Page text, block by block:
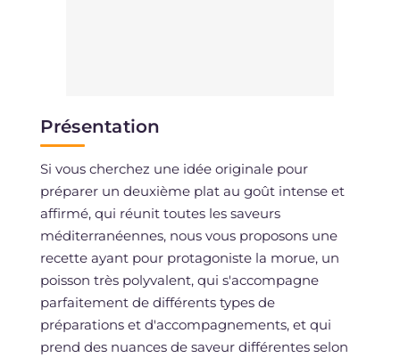
Présentation
Si vous cherchez une idée originale pour
préparer un deuxième plat au goût intense et
affirmé, qui réunit toutes les saveurs
méditerranéennes, nous vous proposons une
recette ayant pour protagoniste la morue, un
poisson très polyvalent, qui s'accompagne
parfaitement de différents types de
préparations et d'accompagnements, et qui
prend des nuances de saveur différentes selon